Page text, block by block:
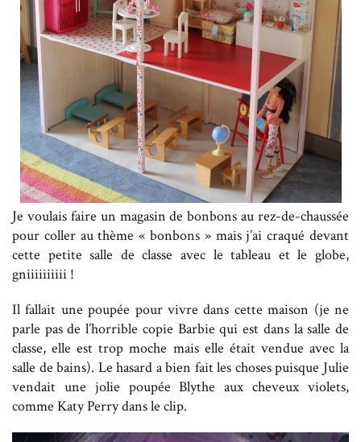
Je voulais faire un magasin de bonbons au rez-de-chaussée
pour coller au thème « bonbons » mais j’ai craqué devant
cette petite salle de classe avec le tableau et le globe,
gniiiiiiiiii !
Il fallait une poupée pour vivre dans cette maison (je ne
parle pas de l’horrible copie Barbie qui est dans la salle de
classe, elle est trop moche mais elle était vendue avec la
salle de bains). Le hasard a bien fait les choses puisque Julie
vendait une jolie poupée Blythe aux cheveux violets,
comme Katy Perry dans le clip.